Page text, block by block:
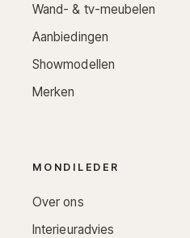
Wand- & tv-meubelen
Aanbiedingen
Showmodellen
Merken
MONDILEDER
Over ons
Interieuradvies